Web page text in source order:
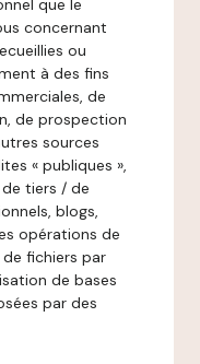
que le
concernant
ou
à des fins
de
de prospection
sources
« publiques »,
tiers / de
blogs,
opérations de
fichiers par
de bases
par des